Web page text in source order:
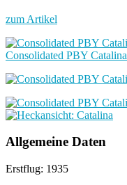
zum Artikel
Consolidated PBY Catalina
Allgemeine Daten
Erstflug: 1935